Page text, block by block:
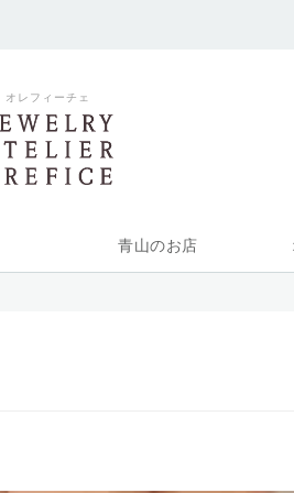
オレフィーチェ
青山のお店